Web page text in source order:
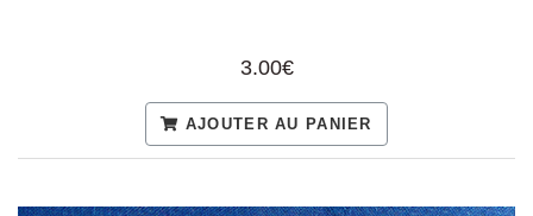
3.00€
AJOUTER AU PANIER